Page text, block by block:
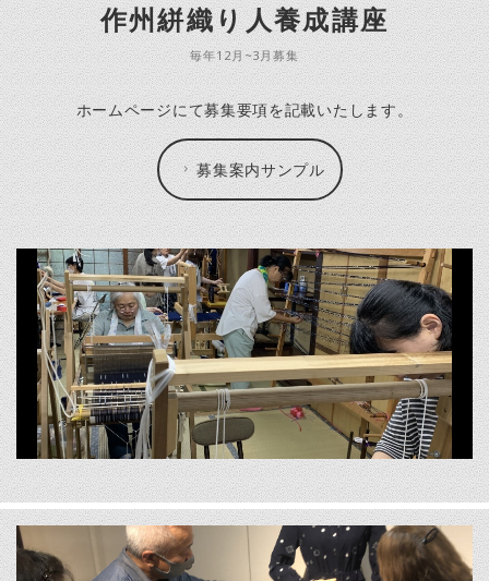
作州絣織り人養成講座
毎年12月~3月募集
ホームページにて募集要項を記載いたします。
募集案内サンプル